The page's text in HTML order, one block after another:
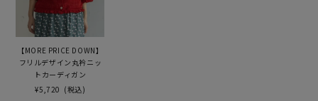
【MORE PRICE DOWN】
フリルデザイン丸衿ニッ
トカーディガン
¥5,720 (税込)